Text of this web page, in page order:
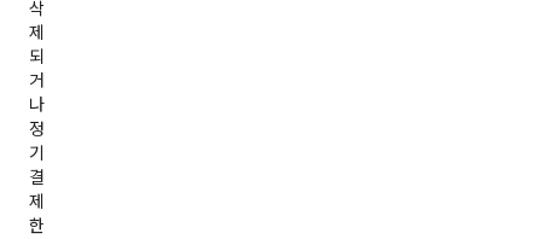
삭
제
되
거
나
정
기
결
제
한